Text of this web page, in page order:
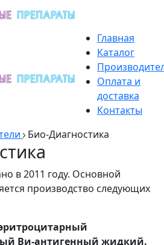
Главная
Каталог
Оплата и
доставка
Контакты
Био-Диагностика
в 2011 году. Основной
производство следующих
Ви-антигенный жидкий.